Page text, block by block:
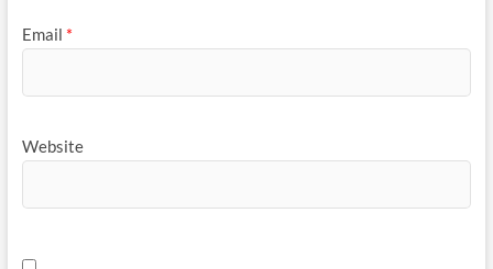
Email *
Website